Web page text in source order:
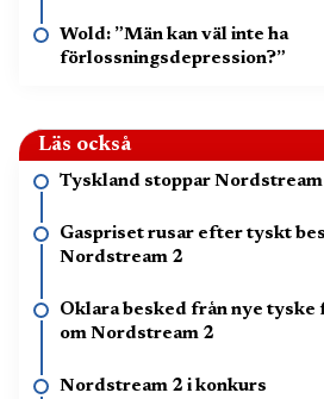
Wold: ”Män kan väl inte ha
förlossningsdepression?”
Läs också
Tyskland stoppar
Gaspriset rusar efter tyskt
Nordstream 2
Oklara besked från nye
om Nordstream 2
Nordstream 2 i konkurs